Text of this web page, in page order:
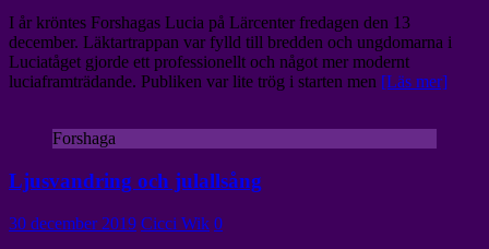
I år kröntes Forshagas Lucia på Lärcenter fredagen den 13
december. Läktartrappan var fylld till bredden och ungdomarna i
Luciatåget gjorde ett professionellt och något mer modernt
luciaframträdande. Publiken var lite trög i starten men [Läs mer]
Forshaga
Ljusvandring och julallsång
30 december 2019 Cicci Wik 0